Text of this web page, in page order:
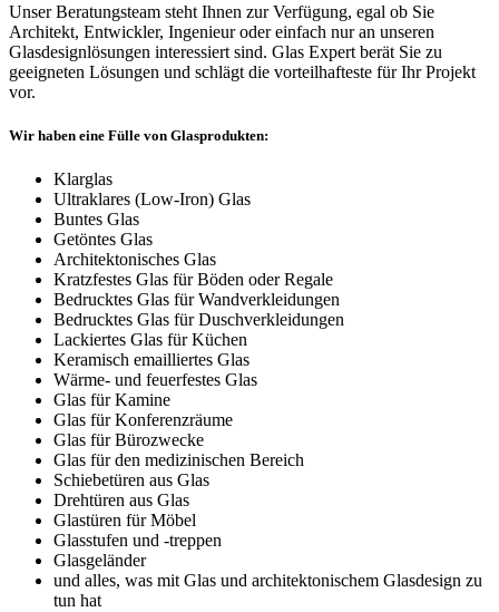
Unser Beratungsteam steht Ihnen zur Verfügung, egal ob Sie
Architekt, Entwickler, Ingenieur oder einfach nur an unseren
Glasdesignlösungen interessiert sind. Glas Expert berät Sie zu
geeigneten Lösungen und schlägt die vorteilhafteste für Ihr Projekt
vor.
Wir haben eine Fülle von Glasprodukten:
Klarglas
Ultraklares (Low-Iron) Glas
Buntes Glas
Getöntes Glas
Architektonisches Glas
Kratzfestes Glas für Böden oder Regale
Bedrucktes Glas für Wandverkleidungen
Bedrucktes Glas für Duschverkleidungen
Lackiertes Glas für Küchen
Keramisch emailliertes Glas
Wärme- und feuerfestes Glas
Glas für Kamine
Glas für Konferenzräume
Glas für Bürozwecke
Glas für den medizinischen Bereich
Schiebetüren aus Glas
Drehtüren aus Glas
Glastüren für Möbel
Glasstufen und -treppen
Glasgeländer
und alles, was mit Glas und architektonischem Glasdesign zu
tun hat